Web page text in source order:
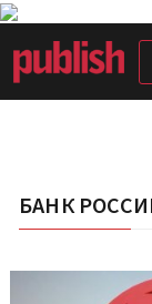
БАНК